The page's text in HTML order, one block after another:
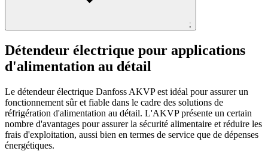
;
Détendeur électrique pour applications
d'alimentation au détail
Le détendeur électrique Danfoss AKVP est idéal pour assurer un
fonctionnement sûr et fiable dans le cadre des solutions de
réfrigération d'alimentation au détail. L'AKVP présente un certain
nombre d'avantages pour assurer la sécurité alimentaire et réduire les
frais d'exploitation, aussi bien en termes de service que de dépenses
énergétiques.